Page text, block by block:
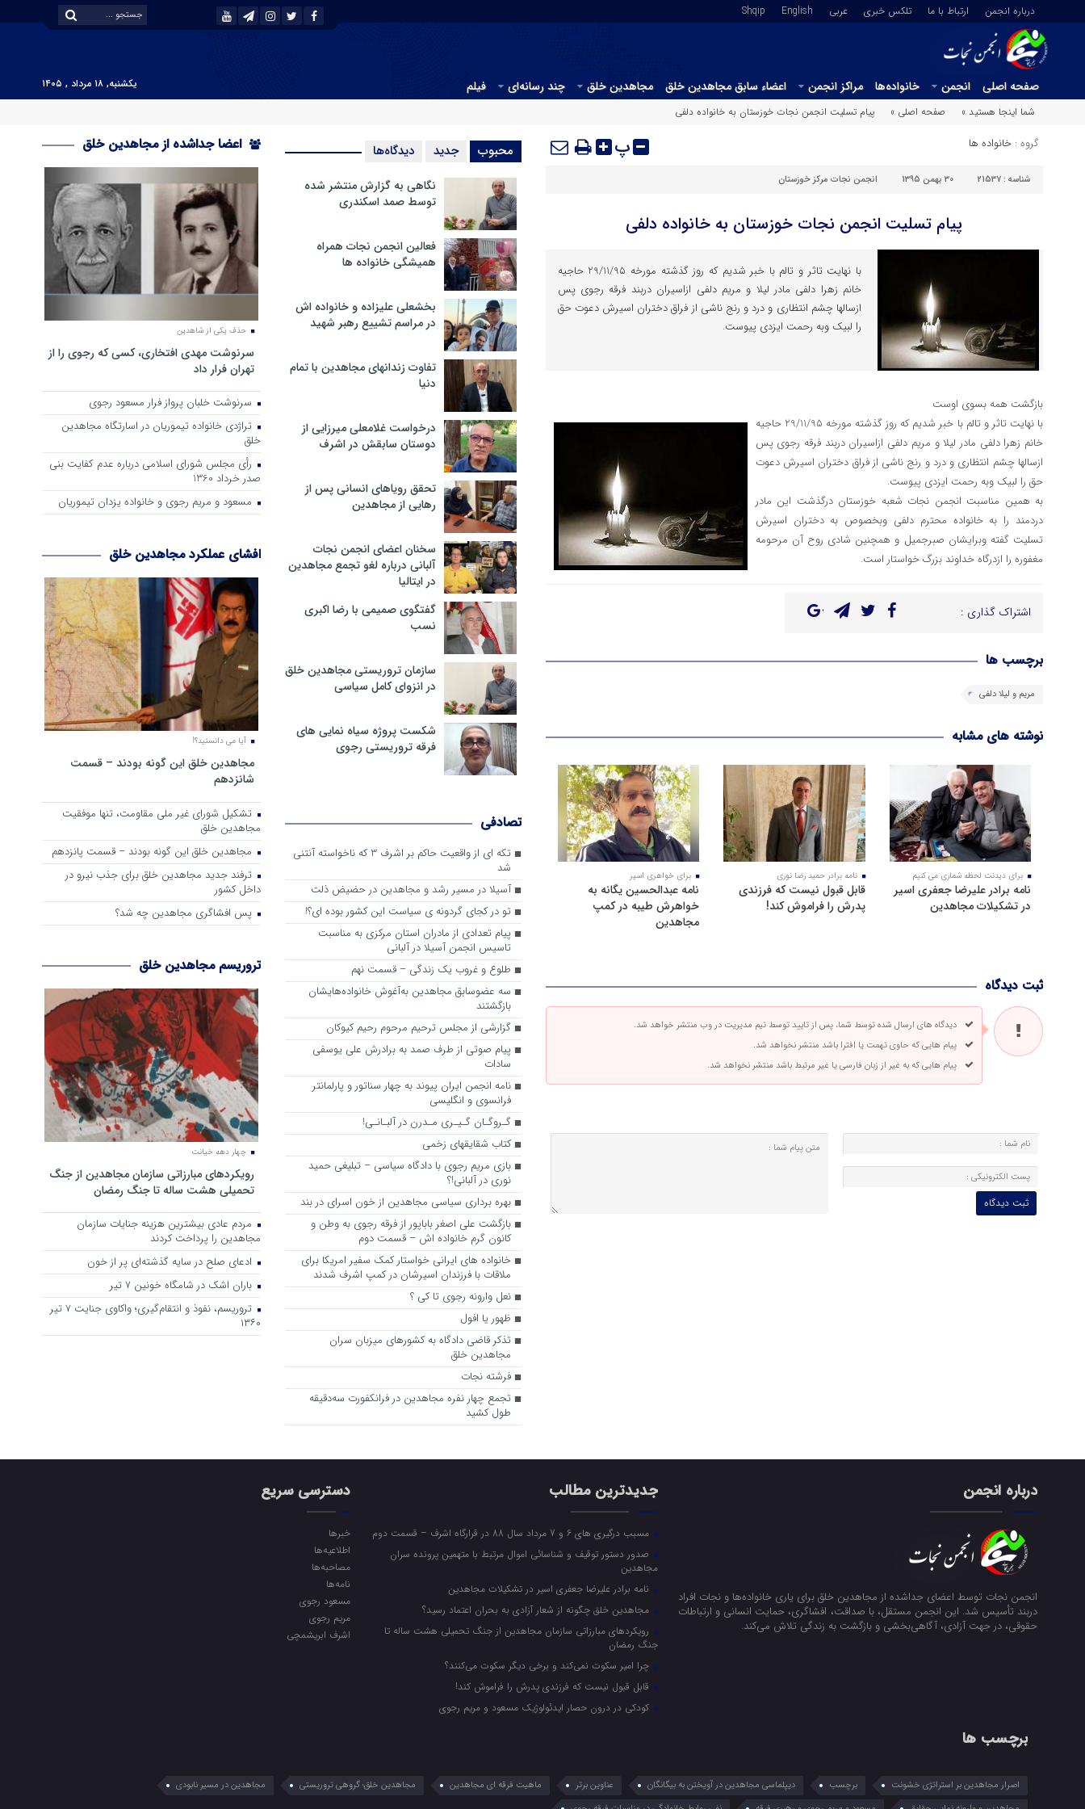
درباره انجمن ارتباط با ما تلکس خبری عربي English
Shqip
صفحه اصلی انجمن خانواده‌ها مراکز انجمن اعضاء سابق مجاهدین خلق مجاهدین خلق چند رسانه‌ای فیلم
یکشنبه, ۱۸ مرداد , ۱۴۰۵
شما اینجا هستید »
صفحه اصلی » پیام تسلیت انجمن نجات خوزستان به خانواده دلفی
گروه : خانواده ها پ
شناسه : 21537 30 بهمن 1395 انجمن نجات مرکز خوزستان
پیام تسلیت انجمن نجات خوزستان به خانواده دلفی
با نهایت تاثر و تالم با خبر شدیم که روز گذشته مورخه 29/11/95 حاجیه
خانم زهرا دلفی مادر لیلا و مریم دلفی ازاسیران دربند فرقه رجوی پس
ازسالها چشم انتظاری و درد و رنج ناشی از فراق دختران اسیرش دعوت حق
را لبیک وبه رحمت ایزدی پیوست.
بازگشت همه بسوی اوست
با نهایت تاثر و تالم با خبر شدیم که روز گذشته مورخه 29/11/95 حاجیه
خانم زهرا دلفی مادر لیلا و مریم دلفی ازاسیران دربند فرقه رجوی پس
ازسالها چشم انتظاری و درد و رنج ناشی از فراق دختران اسیرش دعوت
حق را لبیک وبه رحمت ایزدی پیوست.
به همین مناسبت انجمن نجات شعبه خوزستان درگذشت این مادر
دردمند را به خانواده محترم دلفی وبخصوص به دختران اسیرش
تسلیت گفته وبرایشان صبرجمیل و همچنین شادی روح آن مرحومه
مغفوره را ازدرگاه خداوند بزرگ خواستار است.
اشتراک گذاری :
برچسب ها
مریم و لیلا دلفی
نوشته های مشابه
برای دیدنت لحظه شماری می کنیم
نامه برادر علیرضا جعفری اسیر
در تشکیلات مجاهدین
نامه برادر حمید رضا نوری
قابل قبول نیست که فرزندی
پدرش را فراموش کند!
برای خواهری اسیر
نامه عبدالحسین یگانه به
خواهرش طیبه در کمپ
مجاهدین
ثبت دیدگاه
دیدگاه های ارسال شده توسط شما، پس از تایید توسط تیم مدیریت در وب منتشر خواهد شد.
پیام هایی که حاوی تهمت یا افترا باشد منتشر نخواهد شد.
پیام هایی که به غیر از زبان فارسی یا غیر مرتبط باشد منتشر نخواهد شد.
محبوب جدید دیدگاه‌ها
نگاهی به گزارش منتشر شده
توسط صمد اسکندری
فعالین انجمن نجات همراه
همیشگی خانواده ها
بخشعلی علیزاده و خانواده اش
در مراسم تشییع رهبر شهید
تفاوت زندانهای مجاهدین با تمام
دنیا
درخواست غلامعلی میرزایی از
دوستان سابقش در اشرف
تحقق رویاهای انسانی پس از
رهایی از مجاهدین
سخنان اعضای انجمن نجات
آلبانی درباره لغو تجمع مجاهدین
در ایتالیا
گفتگوی صمیمی با رضا اکبری
نسب
سازمان تروریستی مجاهدین خلق
در انزوای کامل سیاسی
شکست پروژه سیاه نمایی های
فرقه تروریستی رجوی
تصادفی
تکه ای از واقعیت حاکم بر اشرف 3 که ناخواسته آنتنی
شد
آسیلا در مسیر رشد و مجاهدین در حضیض ذلت
تو در کجای گردونه ی سیاست این کشور بوده ای؟!
پیام تعدادی از مادران استان مرکزی به مناسبت
تاسیس انجمن آسیلا در آلبانی
طلوع و غروب یک زندگی – قسمت نهم
سه عضوسابق مجاهدین به‌آغوش خانواده‌هایشان
بازگشتند
گزارشی از مجلس ترحیم مرحوم رحیم کیوکان
پیام صوتی از طرف صمد به برادرش علی یوسفی
سادات
نامه انجمن ایران پیوند به چهار سناتور و پارلمانتر
فرانسوی و انگلیسی
گـروگـان گـیـری مـدرن در آلبـانـی!
کتاب شقایقهای زخمی
بازی مریم رجوی با دادگاه سیاسی – تبلیغی حمید
نوری در آلبانی!؟
بهره برداری سیاسی مجاهدین از خون اسرای در بند
بازگشت علی اصغر باباپور از فرقه رجوی به وطن و
کانون گرم خانواده اش – قسمت دوم
خانواده های ایرانی خواستار کمک سفیر امریکا برای
ملاقات با فرزندان اسیرشان در کمپ اشرف شدند
نعل وارونه رجوی تا کی ؟
ظهور یا افول
تذکر قاضی دادگاه به کشورهای میزبان سران
مجاهدین خلق
فرشته نجات
تجمع چهار نفره مجاهدین در فرانکفورت سه‌دقیقه
طول کشید
اعضا جداشده از مجاهدین خلق
حذف یکی از شاهدین
سرنوشت مهدی افتخاری، کسی که رجوی را از
تهران فرار داد
سرنوشت خلبان پرواز فرار مسعود رجوی
تراژدی خانواده تیموریان در اسارتگاه مجاهدین
خلق
رأی مجلس شورای اسلامی درباره عدم كفایت بنی
صدر خرداد 1360
مسعود و مریم رجوی و خانواده یزدان تیموریان
افشای عملکرد مجاهدین خلق
آیا می دانستید؟!
مجاهدین خلق این گونه بودند – قسمت
شانزدهم
تشکیل شورای غیر ملی مقاومت، تنها موفقیت
مجاهدین خلق
مجاهدین خلق این گونه بودند – قسمت پانزدهم
ترفند جدید مجاهدین خلق برای جذب نیرو در
داخل کشور
پس افشاگری مجاهدین چه شد؟
تروریسم مجاهدین خلق
چهار دهه خیانت
رویکرد‌های مبارزاتی سازمان مجاهدین از جنگ
تحمیلی هشت ساله تا جنگ رمضان
مردم عادی بیشترین هزینه جنایات سازمان
مجاهدین را پرداخت کردند
ادعای صلح در سایه گذشته‌ای پر از خون
باران اشک در شامگاه خونین 7 تیر
تروریسم، نفوذ و انتقام‌گیری؛ واکاوی جنایت ۷ تیر
۱۳۶۰
درباره انجمن
انجمن نجات توسط اعضای جداشده از مجاهدین خلق برای یاری خانواده‌ها و نجات افراد
دربند تأسیس شد. این انجمن مستقل، با صداقت، افشاگری، حمایت انسانی و ارتباطات
حقوقی، در جهت آزادی، آگاهی‌بخشی و بازگشت به زندگی تلاش می‌کند.
جدیدترین مطالب
مسبب درگیری های 6 و 7 مرداد سال 88 در قرارگاه اشرف – قسمت دوم
صدور دستور توقیف و شناسائی اموال مرتبط با متهمین پرونده سران
مجاهدین
نامه برادر علیرضا جعفری اسیر در تشکیلات مجاهدین
مجاهدین خلق چگونه از شعار آزادی به بحران اعتماد رسید؟
رویکرد‌های مبارزاتی سازمان مجاهدین از جنگ تحمیلی هشت ساله تا
جنگ رمضان
چرا امیر سکوت نمی‌کند و برخی دیگر سکوت می‌کنند؟
قابل قبول نیست که فرزندی پدرش را فراموش کند!
کودکی در درون حصار ایدئولوژیک مسعود و مریم رجوی
دسترسی سریع
خبرها
اطلاعیه‌ها
مصاحبه‌ها
نامه‌ها
مسعود رجوی
مریم رجوی
اشرف ابریشمچی
برچسب ها
اصرار مجاهدین بر استراتژی خشونت برچسب دیپلماسی مجاهدین در آویختن به بیگانگان عناوین برتر ماهیت فرقه ای مجاهدین مجاهدین خلق؛ گروهی تروریستی
مجاهدین در مسیر نابودی